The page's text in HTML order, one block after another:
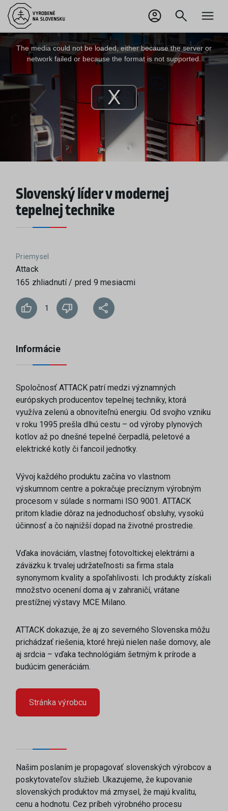
Odhlásiť sa
Play
Video
The media could not be loaded, either because the server or
network failed or because the format is not supported.
Slovenský líder v modernej
tepelnej technike
Priemysel
Attack
165 zhliadnutí / pred 9 mesiacmi
1
Informácie
Spoločnosť ATTACK patrí medzi významných
európskych producentov tepelnej techniky, ktorá
využíva zelenú a obnoviteľnú energiu. Od svojho vzniku
v roku 1995 prešla dlhú cestu – od výroby plynových
kotlov až po dnešné tepelné čerpadlá, peletové a
elektrické kotly či fancoil jednotky.
Vývoj každého produktu začína vo vlastnom
výskumnom centre a pokračuje precíznym výrobným
procesom v súlade s normami ISO 9001. ATTACK
pritom kladie dôraz na jednoduchosť obsluhy, vysokú
účinnosť a čo najnižší dopad na životné prostredie.
Vďaka inováciám, vlastnej fotovoltickej elektrárni a
záväzku k trvalej udržateľnosti sa firma stala
synonymom kvality a spoľahlivosti. Ich produkty získali
množstvo ocenení doma aj v zahraničí, vrátane
prestížnej výstavy MCE Milano.
ATTACK dokazuje, že aj zo severného Slovenska môžu
prichádzať riešenia, ktoré hrejú nielen naše domovy, ale
aj srdcia – vďaka technológiám šetrným k prírode a
budúcim generáciám.
Stránka výrobcu
Našim poslaním je propagovať slovenských výrobcov a
poskytovateľov služieb. Ukazujeme, že kupovanie
slovenských produktov má zmysel, že majú kvalitu,
cenu a hodnotu. Cez príbeh výrobného procesu